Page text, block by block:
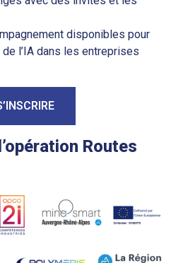
disponibles pour
de l’IA dans les entreprises
Routes